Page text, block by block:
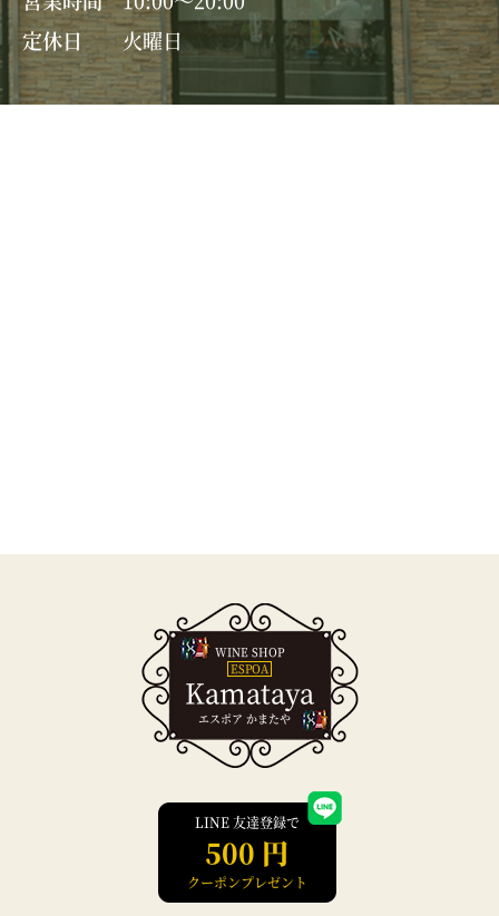
定休日
火曜日
WINE SHOP
ESPOA
Kamataya
エスポア かまたや
LINE 友達登録で
500 円
クーポンプレゼント